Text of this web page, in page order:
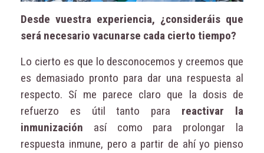
Desde vuestra experiencia, ¿consideráis que
será necesario vacunarse cada cierto tiempo?
Lo cierto es que lo desconocemos y creemos que
es demasiado pronto para dar una respuesta al
respecto. Sí me parece claro que la dosis de
refuerzo es útil tanto para reactivar la
inmunización así como para prolongar la
respuesta inmune, pero a partir de ahí yo pienso